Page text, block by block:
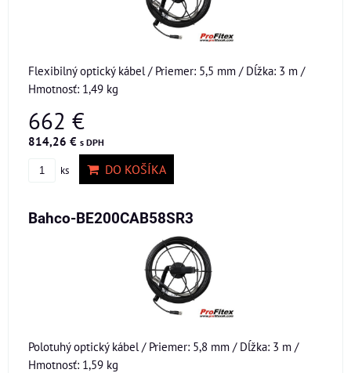
Flexibilný optický kábel / Priemer: 5,5 mm / Dĺžka: 3 m /
Hmotnosť: 1,49 kg
662 €
814,26 € s DPH
ks DO KOŠÍKA
Bahco-BE200CAB58SR3
Polotuhý optický kábel / Priemer: 5,8 mm / Dĺžka: 3 m /
Hmotnosť: 1,59 kg